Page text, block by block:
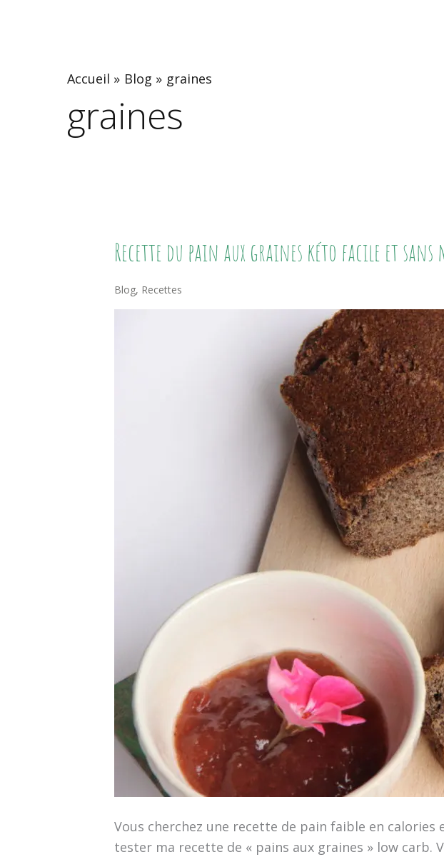
Accueil Blog graines
graines
Recette du pain aux graines kéto facile et sans
Blog, Recettes
Vous cherchez une recette de pain faible en calories
tester ma recette de « pains aux graines » low carb.
Recette
Du
Pain